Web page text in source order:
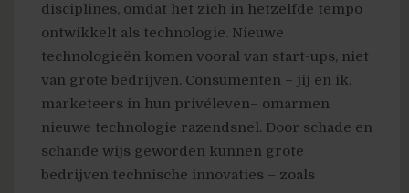
disciplines, omdat het zich in hetzelfde tempo
ontwikkelt als technologie. Nieuwe
technologieën komen vooral van start-ups, niet
van grote bedrijven. Consumenten – jij en ik,
marketeers in hun privéleven– omarmen
nieuwe technologie razendsnel. Door schade en
schande wijs geworden kunnen grote
bedrijven technische innovaties – zoals